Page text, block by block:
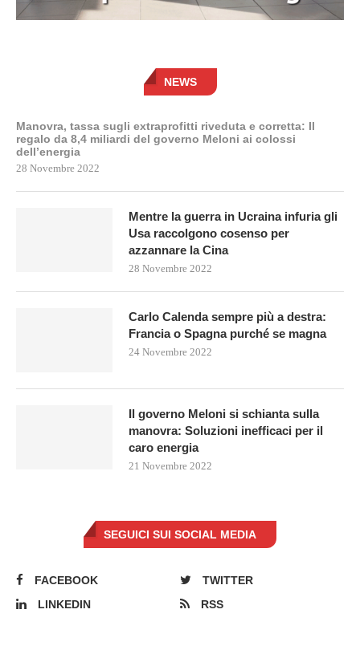
NEWS
Manovra, tassa sugli extraprofitti riveduta e corretta: Il
regalo da 8,4 miliardi del governo Meloni ai colossi
dell’energia
28 Novembre 2022
Mentre la guerra in Ucraina infuria gli
Usa raccolgono cosenso per
azzannare la Cina
28 Novembre 2022
Carlo Calenda sempre più a destra:
Francia o Spagna purché se magna
24 Novembre 2022
Il governo Meloni si schianta sulla
manovra: Soluzioni inefficaci per il
caro energia
21 Novembre 2022
SEGUICI SUI SOCIAL MEDIA
FACEBOOK
TWITTER
LINKEDIN
RSS